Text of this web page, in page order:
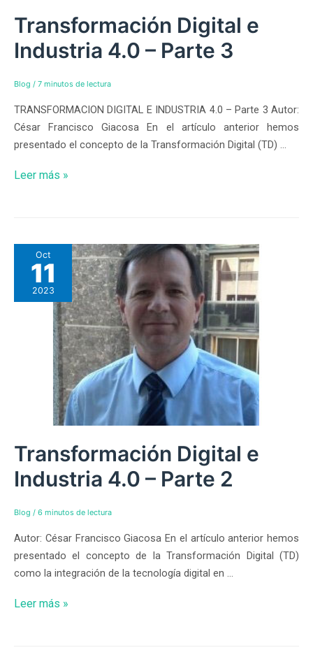
Transformación Digital e
Industria 4.0 – Parte 3
Blog / 7 minutos de lectura
TRANSFORMACION DIGITAL E INDUSTRIA 4.0 – Parte 3 Autor:
César Francisco Giacosa En el artículo anterior hemos
presentado el concepto de la Transformación Digital (TD) …
Leer más »
Oct
11
2023
Transformación Digital e
Industria 4.0 – Parte 2
Blog / 6 minutos de lectura
Autor: César Francisco Giacosa En el artículo anterior hemos
presentado el concepto de la Transformación Digital (TD)
como la integración de la tecnología digital en …
Leer más »